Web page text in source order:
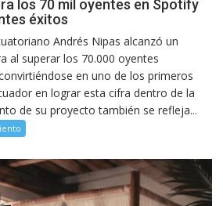
los 70 mil oyentes en Spotify
éxitos
Andrés Nipas alcanzó un
al superar los 70.000 oyentes
en uno de los primeros
en lograr esta cifra dentro de la
de su proyecto también se refleja...